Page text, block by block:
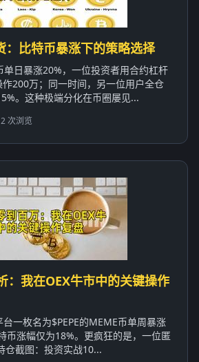
：比特币暴涨下的策略选择
日暴涨20%，一位投资者用合约杠杆
200万；同一时间，另一位用户全仓
。这种极端分化在币圈屡见...
次浏览
：我在OEX牛市中的关键操作
一枚名为$PEPE的MEME币单周暴涨
币涨幅仅为18%。更疯狂的是，一位匿
仓截图：投资实战10...